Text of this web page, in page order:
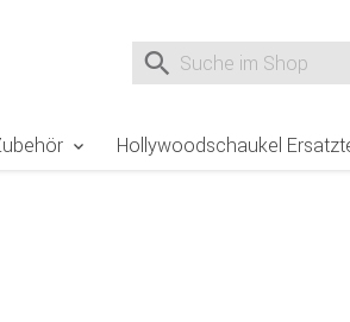
Suche nach
Hollywoodschaukel